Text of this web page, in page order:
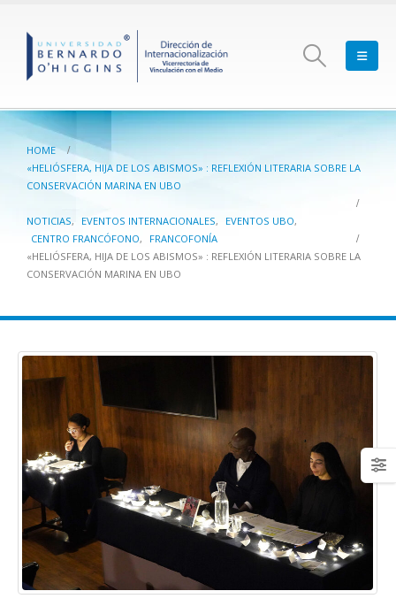
HOME
«HELIÓSFERA, HIJA DE LOS ABISMOS» : REFLEXIÓN LITERARIA SOBRE LA
CONSERVACIÓN MARINA EN UBO
NOTICIAS, EVENTOS INTERNACIONALES, EVENTOS UBO,
CENTRO FRANCÓFONO,
FRANCOFONÍA
«HELIÓSFERA, HIJA DE LOS ABISMOS» : REFLEXIÓN LITERARIA SOBRE LA
CONSERVACIÓN MARINA EN UBO